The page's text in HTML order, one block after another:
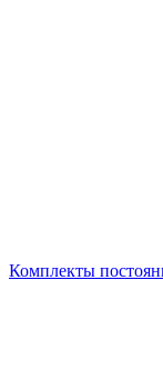
Комплекты